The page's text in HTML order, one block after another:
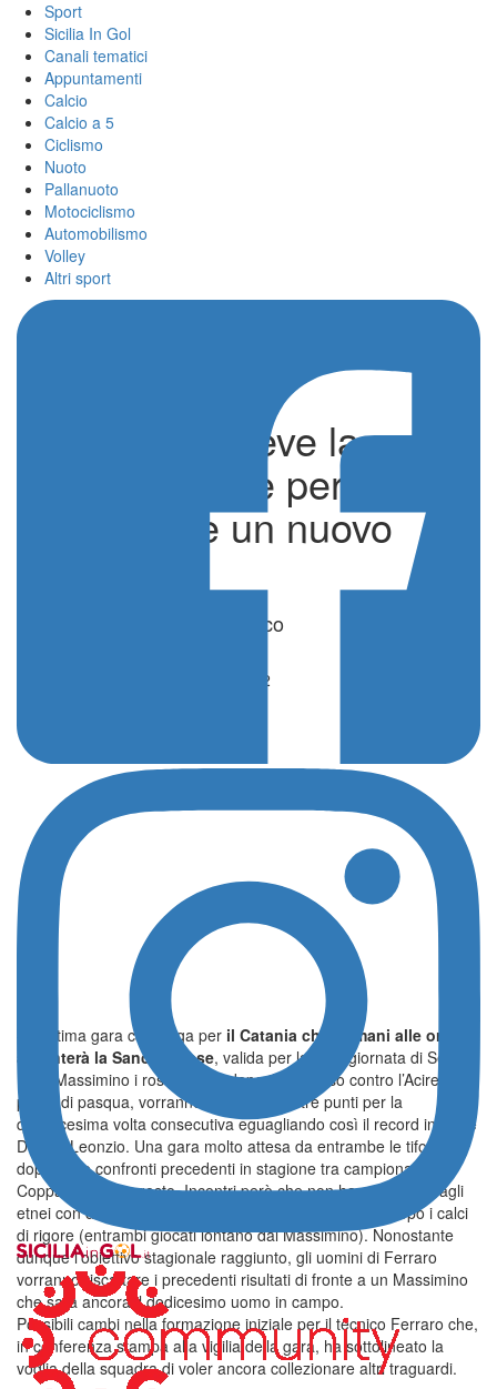
Sport
Sicilia In Gol
Canali tematici
Appuntamenti
Calcio
Calcio a 5
Ciclismo
Nuoto
Pallanuoto
Motociclismo
Automobilismo
Volley
Altri sport
Il Catania riceve la
Sancataldese per
eguagliare un nuovo
di Alessia Lo Monaco
15 Aprile 2023 - 17:12
Penultima gara casalinga per il Catania che domani alle ore 15
affronterà la Sancataldese, valida per la 31/a giornata di Serie
D. Al Massimino i rossazzurri, dopo il successo contro l’Acireale
prima di pasqua, vorranno conquistare i tre punti per la
quindicesima volta consecutiva eguagliando così il record in Serie
D della Leonzio. Una gara molto attesa da entrambe le tifoserie
dopo i due confronti precedenti in stagione tra campionato e
Coppa Italia ad agosto. Incontri però che non hanno sorriso agli
etnei con due pareggi e un’eliminazione dalla Coppa dopo i calci
di rigore (entrambi giocati lontano dal Massimino). Nonostante
dunque l’obiettivo stagionale raggiunto, gli uomini di Ferraro
vorranno riscattare i precedenti risultati di fronte a un Massimino
che sarà ancora il dodicesimo uomo in campo.
Possibili cambi nella formazione iniziale per il tecnico Ferraro che,
in conferenza stampa alla vigilia della gara, ha sottolineato la
voglia della squadra di voler ancora collezionare altri traguardi.